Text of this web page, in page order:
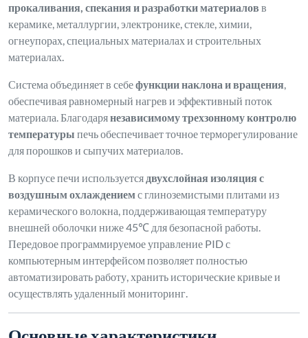
прокаливания, спекания и разработки материалов в
керамике, металлургии, электронике, стекле, химии,
огнеупорах, специальных материалах и строительных
материалах.
Система объединяет в себефункции наклона и вращения,
обеспечивая равномерный нагрев и эффективный поток
материала. Благодарянезависимому трехзонному контролю
температуры печь обеспечивает точное терморегулирование
для порошков и сыпучих материалов.
В корпусе печи используется двухслойная изоляция с
воздушным охлаждениемс глиноземистыми плитами из
керамического волокна, поддерживающая температуру
внешней оболочки ниже 45℃ для безопасной работы.
Передовое программируемое управление PID с
компьютерным интерфейсом позволяет полностью
автоматизировать работу, хранить исторические кривые и
осуществлять удаленный мониторинг.